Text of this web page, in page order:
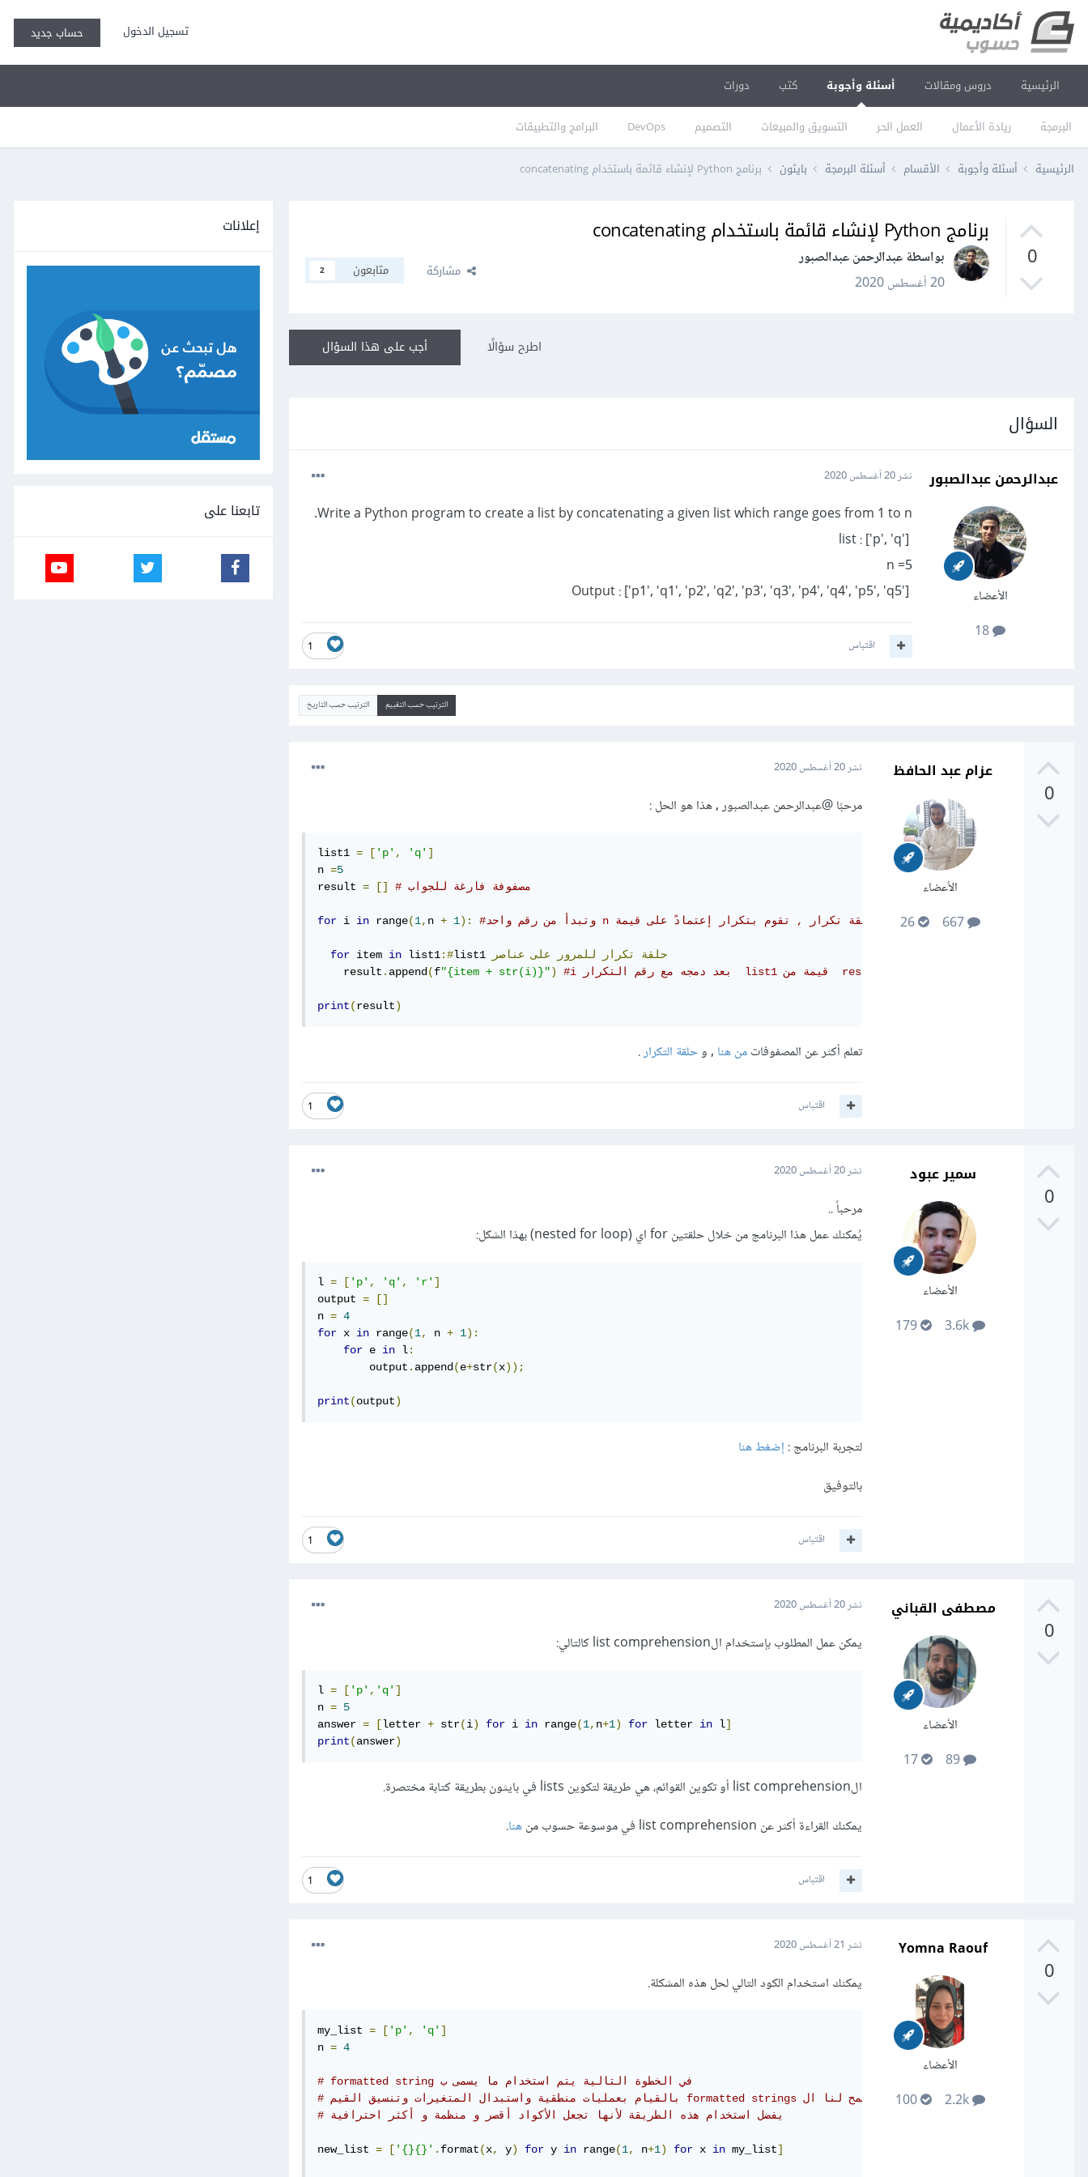
تسجيل الدخول حساب جديد
الرئيسية دروس ومقالات أسئلة وأجوبة
البرمجة ريادة الأعمال العمل الحر التسويق والمبيعات التصميم DevOps البرامج والتطبيقات
كتب دورات
الرئيسية أسئلة وأجوبة الأقسام أسئلة البرمجة بايثون برنامج Python لإنشاء قائمة باستخدام concatenating
0
برنامج Python لإنشاء قائمة باستخدام concatenating
بواسطة عبدالرحمن عبدالصبور
20 أغسطس 2020
مشاركة متابعون 2
أجب على هذا السؤال اطرح سؤالًا
السؤال
عبدالرحمن عبدالصبور
الأعضاء
نشر20 أغسطس 2020
Write a Python program to create a list by concatenating a given list which range goes from 1 to n.
n =5
1 اقتباس
الترتيب حسب التقييم الترتيب حسب التاريخ
0
عزام عبد الحافظ
الأعضاء
667
26
نشر20 أغسطس 2020
مرحبًا@عبدالرحمن عبدالصبور, هذا هو الحل :
list1 = [ 'p' , 'q' ]
n =5
result = [] # مصفوفة فارغة للجواب
for i in range(1, n + 1):
for item in list1:#list1 حلقة تكرار للمرور على عناصر
    result
. append (f"{item + str(i)}")
print(result)
تعلم أكثر عن المصفوفاتمن هنا , وحلقة التكرار.
1 اقتباس
0
سمير عبود
الأعضاء
3.6k
179
نشر20 أغسطس 2020
مرحباً ..
يُمكنك عمل هذا البرنامج من خلال حلقتين for اي (nested for loop) بهذا الشكل:
l = [ 'p' , 'q' , 'r' ]
output =
[]
n = 4
for x in range(1, n + 1):
for e in l:
        output
. append (e+str(x));
print(output)
لتجربة البرنامج : إضغط هنا
بالتوفيق
1 اقتباس
0
مصطفى القباني
الأعضاء
نشر20 أغسطس 2020
يمكن عمل المطلوب بإستخدام الlist comprehension كالتالي:
l = [ 'p' , 'q' ]
n = 5
answer = [letter + str(i) for i in range(1, n+1) for letter in l]
print(answer)
الlist comprehension أو تكوين القوائم، هي طريقة لتكوين lists في بايثون بطريقة كتابة مختصرة.
يمكنك القراءة أكثر عن list comprehension في موسوعة حسوب من
هنا.
1 اقتباس
0
Yomna Raouf
الأعضاء
2.2k
100
نشر 21 أغسطس 2020
يمكنك استخدام الكود التالي لحل هذه المشكلة.
my_list = [ 'p' , 'q' ]
n = 4
# يفضل استخدام هذه الطريقة لأنها تجعل الأكواد أقصر و منظمة و أكثر احترافية
new_list = [ '{}{}' . format(x, y) for y in range(1, n+1) for x in my_list]
إعلانات
تابعنا على